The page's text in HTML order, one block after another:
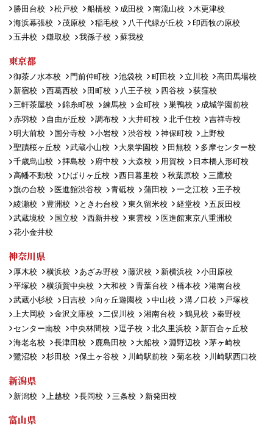
勝田台校 松戸校 船橋校 成田校 南流山校
木更津校
海浜幕張校
茂原校 稲毛校 八千代緑が丘校
印西牧の原校
五井校
鎌取校 我孫子校 蘇我校
東京都
御茶ノ水本校 門前仲町校 池袋校 町田校 立川校
高田馬場校
新宿校
西葛西校 田町校 八王子校 四谷校
荻窪校
三軒茶屋校
錦糸町校 練馬校 金町校 巣鴨校
成城学園前校
赤羽校
自由が丘校 調布校 大井町校 北千住校
吉祥寺校
明大前校
国分寺校 小岩校 渋谷校 神保町校
上野校
聖蹟桜ヶ丘校
武蔵小山校 大泉学園校 田無校
多摩センター校
千歳烏山校
拝島校 府中校 大森校 用賀校
日本橋人形町校
高幡不動校
ひばりヶ丘校 西日暮里校 秋葉原校
三鷹校
旗の台校
医進館渋谷校 青砥校 蒲田校 一之江校
王子校
綾瀬校
豊洲校 ときわ台校 東久留米校 経堂校
五反田校
武蔵境校
国立校 西新井校 東雲校
医進館東京八重洲校
花小金井校
神奈川県
厚木校 横浜校 あざみ野校 藤沢校 新横浜校
小田原校
平塚校
横須賀中央校 大和校 青葉台校 橋本校
港南台校
武蔵小杉校
日吉校 向ヶ丘遊園校 中山校 溝ノ口校
戸塚校
上大岡校
金沢文庫校 二俣川校 湘南台校 鶴見校
秦野校
センター南校
中央林間校 逗子校 北久里浜校
新百合ヶ丘校
海老名校
長津田校 鹿島田校 大船校 淵野辺校
茅ヶ崎校
鷺沼校
杉田校 保土ヶ谷校 川崎駅前校 菊名校 川崎駅西口校
新潟県
新潟校 上越校 長岡校 三条校 新発田校
富山県